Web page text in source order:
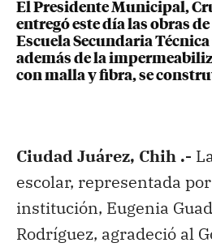
El Presidente Municipal,
entregó este día las obras
Escuela Secundaria
además de la
con malla y fibra, se
Ciudad Juárez, Chih .-
escolar, representada
institución, Eugenia
Rodríguez, agradeció al